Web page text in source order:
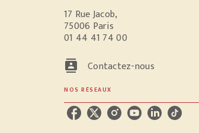
17 Rue Jacob,
75006 Paris
01 44 41 74 00
contacts Contactez-nous
NOS RÉSEAUX